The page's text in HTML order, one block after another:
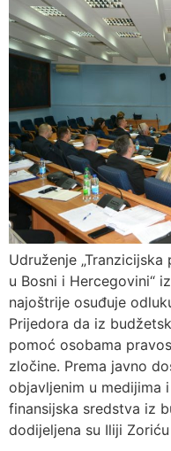
Udruženje
u Bosni i Hercegovini“
najoštrije osuđuje
Prijedora da iz
pomoć osobama
zločine. Prema javno
objavljenim u medijima
finansijska sredstva iz
dodijeljena su Iliji